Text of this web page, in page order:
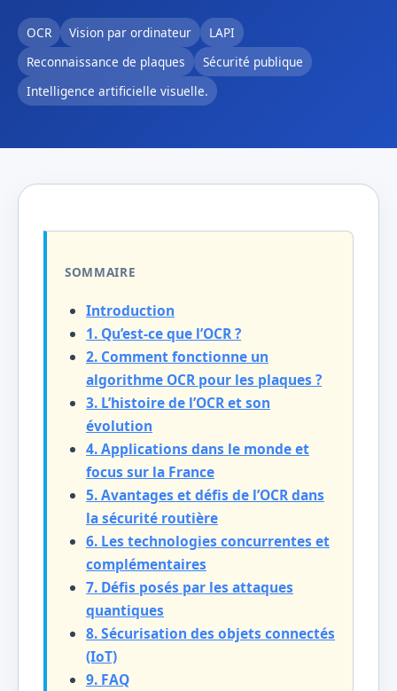
OCR Vision par ordinateur
LAPI
Reconnaissance de plaques
Sécurité publique
Intelligence artificielle visuelle.
SOMMAIRE
Introduction
1. Qu’est-ce que l’OCR ?
2. Comment fonctionne un
algorithme OCR pour les plaques ?
3. L’histoire de l’OCR et son
évolution
4. Applications dans le monde et
focus sur la France
5. Avantages et défis de l’OCR dans
la sécurité routière
6. Les technologies concurrentes et
complémentaires
7. Défis posés par les attaques
quantiques
8. Sécurisation des objets connectés
(IoT)
9. FAQ